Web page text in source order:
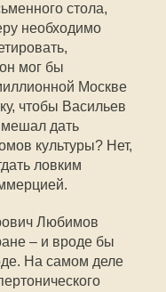
стола,
необходимо
мог бы
Москве
чтобы Васильев
мешал дать
культуры? Нет,
ловким
Любимов
– и вроде бы
На самом деле